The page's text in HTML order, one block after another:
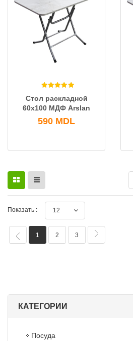
КАТЕГОРИИ
Посуда
Стол раскладной
60х100 МДФ Arslan
590 MDL
Показать : 12
1 2 3